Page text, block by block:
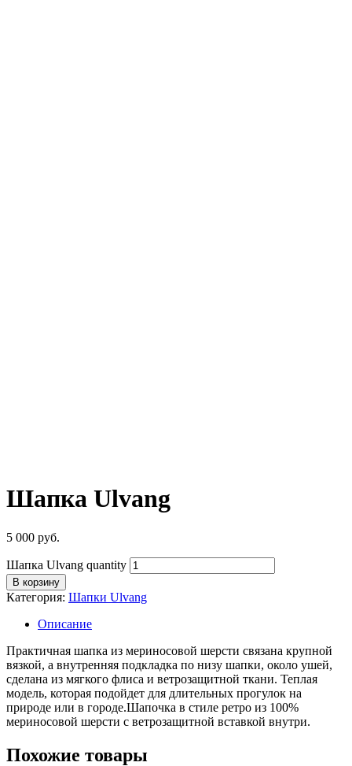
Шапка Ulvang
5 000 руб.
Шапка Ulvang quantity
В корзину
Категория: Шапки Ulvang
Описание
Практичная шапка из мериносовой шерсти связана крупной
вязкой, а внутренняя подкладка по низу шапки, около ушей,
сделана из мягкого флиса и ветрозащитной ткани. Теплая
модель, которая подойдет для длительных прогулок на
природе или в городе.Шапочка в стиле ретро из 100%
мериносовой шерсти с ветрозащитной вставкой внутри.
Похожие товары